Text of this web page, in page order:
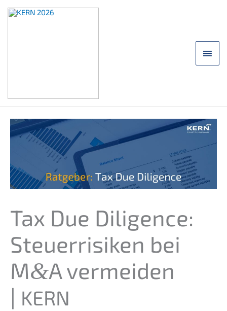
para
Tax Due Diligence:
Steuer­ri­si­ken bei
M&A vermei­den
| KERN